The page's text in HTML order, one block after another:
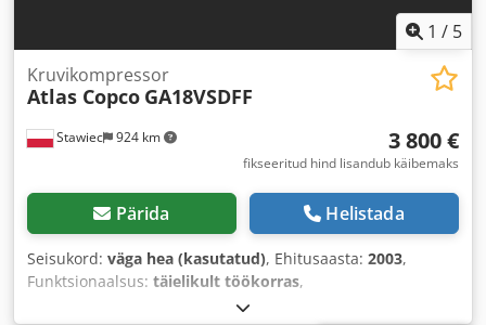
1 / 5
Stawiec 924 km
Kruvikompressor
Atlas Copco GA18VSDFF
3 800 €
fikseeritud hind lisandub käibemaks
Pärida Helistada
Seisukord: väga hea (kasutatud), Ehitusaasta: 2003,
Funktsionaalsus: täielikult töökorras,